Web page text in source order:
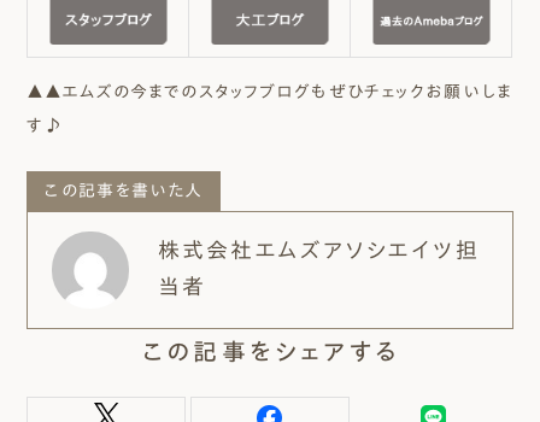
▲▲エムズの今までのスタッフブログもぜひチェックお願いしま
す♪
この記事を書いた人
株式会社エムズアソシエイツ担
当者
この記事をシェアする